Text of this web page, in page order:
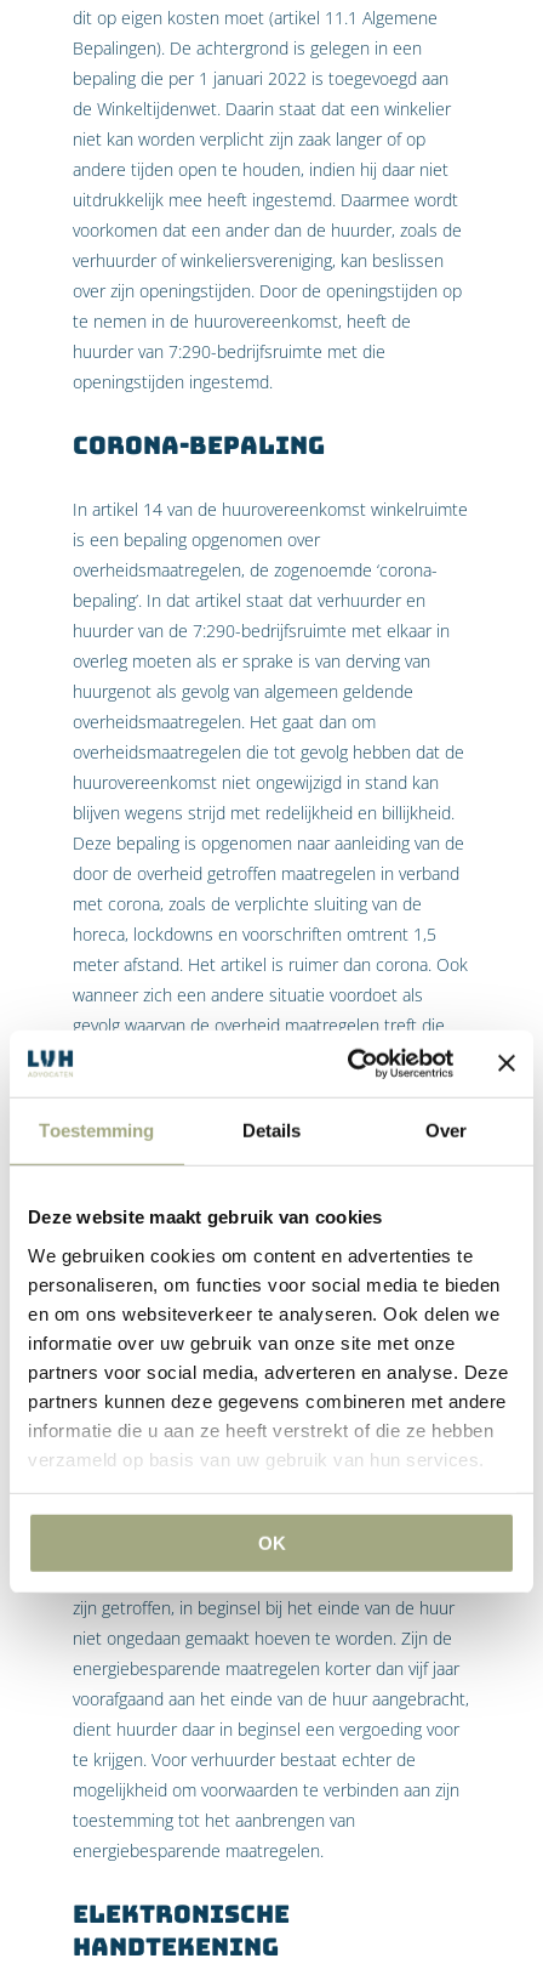
Toestemming Details Over
Deze website maakt gebruik van cookies
We gebruiken cookies om content en advertenties te
personaliseren, om functies voor social media te bieden
en om ons websiteverkeer te analyseren. Ook delen we
informatie over uw gebruik van onze site met onze
partners voor social media, adverteren en analyse. Deze
partners kunnen deze gegevens combineren met andere
informatie die u aan ze heeft verstrekt of die ze hebben
verzameld op basis van uw gebruik van hun services.
OK
dit op eigen kosten moet (artikel 11.1 Algemene
Bepalingen). De achtergrond is gelegen in een
bepaling die per 1 januari 2022 is toegevoegd aan
de Winkeltijdenwet. Daarin staat dat een winkelier
niet kan worden verplicht zijn zaak langer of op
andere tijden open te houden, indien hij daar niet
uitdrukkelijk mee heeft ingestemd. Daarmee wordt
voorkomen dat een ander dan de huurder, zoals de
verhuurder of winkeliersvereniging, kan beslissen
over zijn openingstijden. Door de openingstijden op
te nemen in de huurovereenkomst, heeft de
huurder van 7:290-bedrijfsruimte met die
openingstijden ingestemd.
Corona-bepaling
In artikel 14 van de huurovereenkomst winkelruimte
is een bepaling opgenomen over
overheidsmaatregelen, de zogenoemde ‘corona-
bepaling’. In dat artikel staat dat verhuurder en
huurder van de 7:290-bedrijfsruimte met elkaar in
overleg moeten als er sprake is van derving van
huurgenot als gevolg van algemeen geldende
overheidsmaatregelen. Het gaat dan om
overheidsmaatregelen die tot gevolg hebben dat de
huurovereenkomst niet ongewijzigd in stand kan
blijven wegens strijd met redelijkheid en billijkheid.
Deze bepaling is opgenomen naar aanleiding van de
door de overheid getroffen maatregelen in verband
met corona, zoals de verplichte sluiting van de
horeca, lockdowns en voorschriften omtrent 1,5
meter afstand. Het artikel is ruimer dan corona. Ook
wanneer zich een andere situatie voordoet als
gevolg waarvan de overheid maatregelen treft die
huurder in het gebruik van het gehuurde
belemmert, moeten verhuurder en huurder met
andersluidende afspraken zijn gemaakt, de huurder
Artikel 15 van de huurovereenkomst winkelruimte
voorziet in een regeling met betrekking tot de
wettelijke verplichtingen omtrent duurzaamheid die
volgen uit het Activiteitenbesluit Milieubeheer.
Energiebesparende maatregelen die objectief
bezien binnen vijf jaar terugverdiend kunnen
komen die kosten voor rekening van de huurder
(artikel 15.3). Daar staat tegenover dat
energiebesparende maatregelen die door huurder
zijn getroffen, in beginsel bij het einde van de huur
niet ongedaan gemaakt hoeven te worden. Zijn de
energiebesparende maatregelen korter dan vijf jaar
voorafgaand aan het einde van de huur aangebracht,
dient huurder daar in beginsel een vergoeding voor
te krijgen. Voor verhuurder bestaat echter de
mogelijkheid om voorwaarden te verbinden aan zijn
toestemming tot het aanbrengen van
energiebesparende maatregelen.
Elektronische
handtekening